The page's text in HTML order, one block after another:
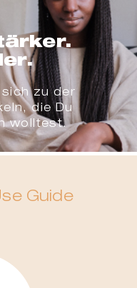
zu der
die Du
wolltest.
Guide